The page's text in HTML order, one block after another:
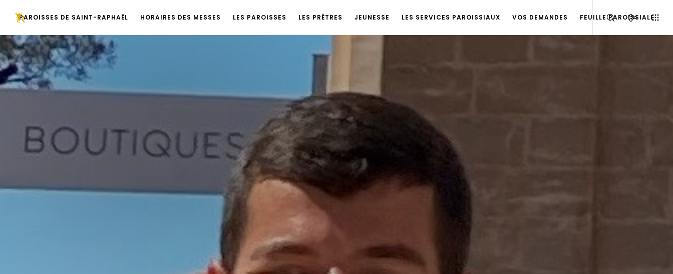
PAROISSES DE SAINT-RAPHAËL HORAIRES DES MESSES LES PAROISSES LES PRÊTRES JEUNESSE LES SERVICES PAROISSIAUX VOS DEMANDES FEUILLE PAROISSIALE